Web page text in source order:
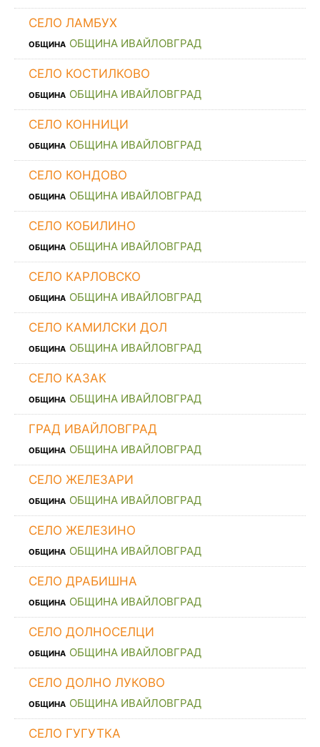
СЕЛО ЛАМБУХ
ОБЩИНА ОБЩИНА ИВАЙЛОВГРАД
СЕЛО КОСТИЛКОВО
ОБЩИНА ОБЩИНА ИВАЙЛОВГРАД
СЕЛО КОННИЦИ
ОБЩИНА ОБЩИНА ИВАЙЛОВГРАД
СЕЛО КОНДОВО
ОБЩИНА ОБЩИНА ИВАЙЛОВГРАД
СЕЛО КОБИЛИНО
ОБЩИНА ОБЩИНА ИВАЙЛОВГРАД
СЕЛО КАРЛОВСКО
ОБЩИНА ОБЩИНА ИВАЙЛОВГРАД
СЕЛО КАМИЛСКИ ДОЛ
ОБЩИНА ОБЩИНА ИВАЙЛОВГРАД
СЕЛО КАЗАК
ОБЩИНА ОБЩИНА ИВАЙЛОВГРАД
ГРАД ИВАЙЛОВГРАД
ОБЩИНА ОБЩИНА ИВАЙЛОВГРАД
СЕЛО ЖЕЛЕЗАРИ
ОБЩИНА ОБЩИНА ИВАЙЛОВГРАД
СЕЛО ЖЕЛЕЗИНО
ОБЩИНА ОБЩИНА ИВАЙЛОВГРАД
СЕЛО ДРАБИШНА
ОБЩИНА ОБЩИНА ИВАЙЛОВГРАД
СЕЛО ДОЛНОСЕЛЦИ
ОБЩИНА ОБЩИНА ИВАЙЛОВГРАД
СЕЛО ДОЛНО ЛУКОВО
ОБЩИНА ОБЩИНА ИВАЙЛОВГРАД
СЕЛО ГУГУТКА